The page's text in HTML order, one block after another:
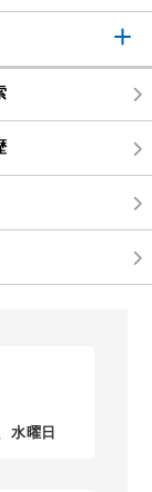
水曜日